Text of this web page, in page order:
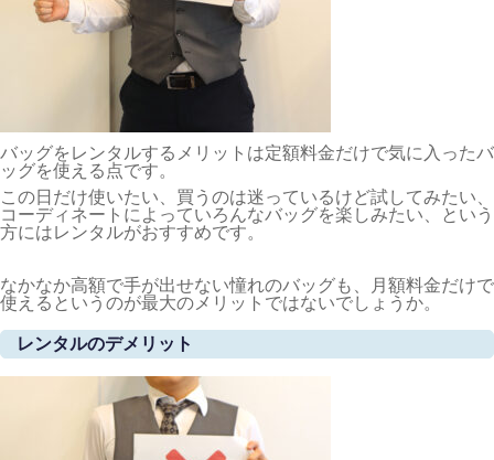
バッグをレンタルするメリットは定額料金だけで気に入ったバ
ッグを使える点です。
この日だけ使いたい、買うのは迷っているけど試してみたい、
コーディネートによっていろんなバッグを楽しみたい、という
方にはレンタルがおすすめです。
なかなか高額で手が出せない憧れのバッグも、月額料金だけで
使えるというのが最大のメリットではないでしょうか。
レンタルのデメリット